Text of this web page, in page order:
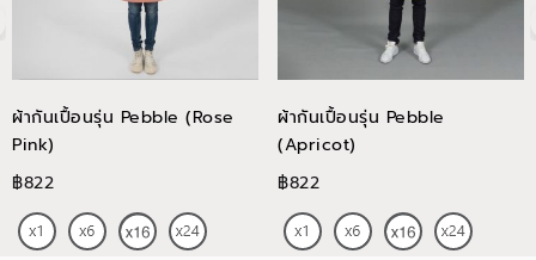
ผ้ากันเปื้อนรุ่น Pebble (Rose
Pink)
฿822
ผ้ากันเปื้อนรุ่น Pebble
(Apricot)
฿822